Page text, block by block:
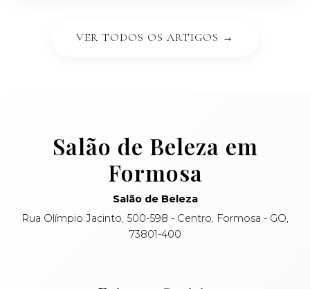
VER TODOS OS ARTIGOS →
Salão de Beleza em
Formosa
Salão de Beleza
Rua Olímpio Jacinto, 500-598 - Centro, Formosa - GO,
73801-400